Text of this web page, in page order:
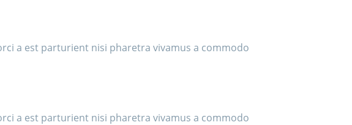
a est parturient nisi pharetra vivamus a commodo
a est parturient nisi pharetra vivamus a commodo